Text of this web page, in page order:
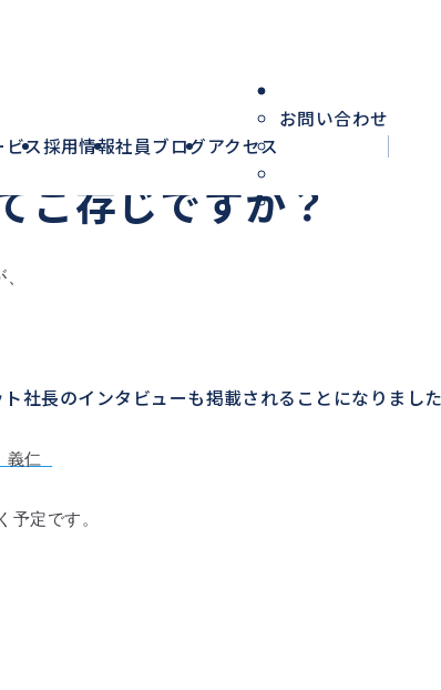
ビス採用情報社員ブログアクセス
お問い合わせ
HOME
ご存じですか？
社長のインタビューも掲載されることになりまし
義仁
予定です。